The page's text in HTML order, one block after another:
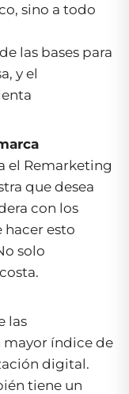
sino a todo
las bases para
y el
el Remarketing
que desea
con los
hacer esto
solo
las
mayor índice de
digital.
tiene un